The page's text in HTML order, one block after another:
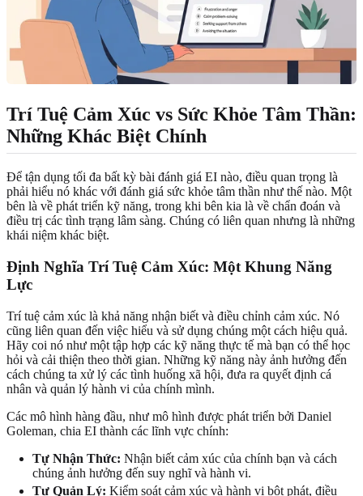
Trí Tuệ Cảm Xúc vs Sức Khỏe Tâm Thần:
Những Khác Biệt Chính
Để tận dụng tối đa bất kỳ bài đánh giá EI nào, điều quan trọng là
phải hiểu nó khác với đánh giá sức khỏe tâm thần như thế nào. Một
bên là về phát triển kỹ năng, trong khi bên kia là về chẩn đoán và
điều trị các tình trạng lâm sàng. Chúng có liên quan nhưng là những
khái niệm khác biệt.
Định Nghĩa Trí Tuệ Cảm Xúc: Một Khung Năng
Lực
Trí tuệ cảm xúc là khả năng nhận biết và điều chỉnh cảm xúc. Nó
cũng liên quan đến việc hiểu và sử dụng chúng một cách hiệu quả.
Hãy coi nó như một tập hợp các kỹ năng thực tế mà bạn có thể học
hỏi và cải thiện theo thời gian. Những kỹ năng này ảnh hưởng đến
cách chúng ta xử lý các tình huống xã hội, đưa ra quyết định cá
nhân và quản lý hành vi của chính mình.
Các mô hình hàng đầu, như mô hình được phát triển bởi Daniel
Goleman, chia EI thành các lĩnh vực chính:
Tự Nhận Thức: Nhận biết cảm xúc của chính bạn và cách
chúng ảnh hưởng đến suy nghĩ và hành vi.
Tự Quản Lý: Kiểm soát cảm xúc và hành vi bột phát, điều